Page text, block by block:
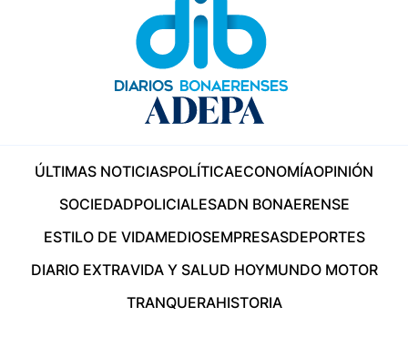
ÚLTIMAS NOTICIASPOLÍTICAECONOMÍAOPINIÓN
SOCIEDADPOLICIALESADN BONAERENSE
ESTILO DE VIDAMEDIOSEMPRESASDEPORTES
DIARIO EXTRAVIDA Y SALUD HOYMUNDO MOTOR
TRANQUERAHISTORIA